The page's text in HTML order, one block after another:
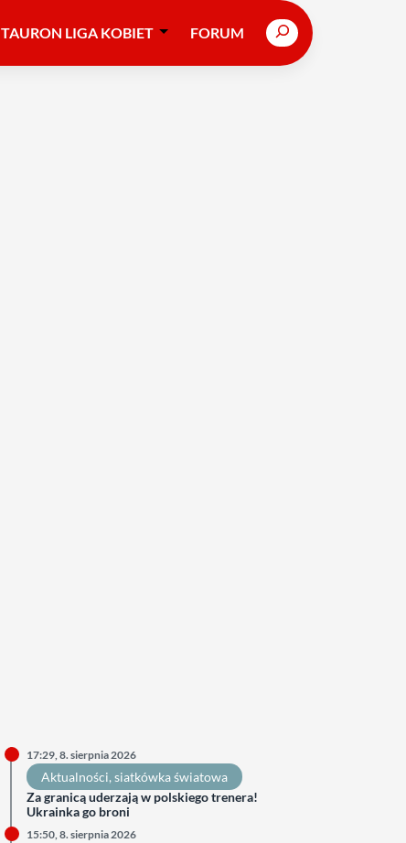
TAURON LIGA KOBIET FORUM Search
17:29, 8. sierpnia 2026
Aktualności, siatkówka światowa
Za granicą uderzają w polskiego trenera!
Ukrainka go broni
15:50, 8. sierpnia 2026